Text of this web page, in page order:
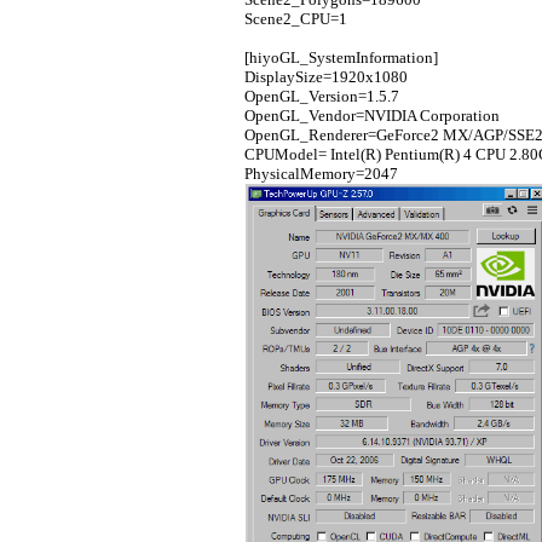
Scene2_CPU=1
[hiyoGL_SystemInformation]
DisplaySize=1920x1080
OpenGL_Version=1.5.7
OpenGL_Vendor=NVIDIA Corporation
OpenGL_Renderer=GeForce2 MX/AGP/SSE2
CPUModel= Intel(R) Pentium(R) 4 CPU
PhysicalMemory=2047